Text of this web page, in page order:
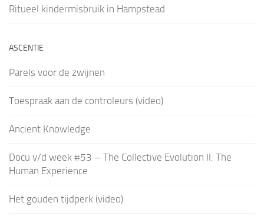
Ritueel kindermisbruik in Hampstead
ASCENTIE
Parels voor de zwijnen
Toespraak aan de controleurs (video)
Ancient Knowledge
Docu v/d week #53 – The Collective Evolution II: The
Human Experience
Het gouden tijdperk (video)